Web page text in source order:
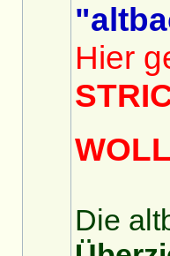
Hier
Die